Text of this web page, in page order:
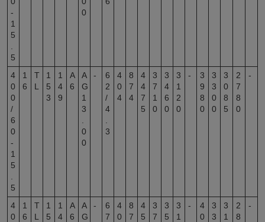
-
1
5
5
0
4
0
0
/
6
0
-
1
5
5
1
6
T
L
1
5
3
1
4
9
A
6
A
G
1
3
0
0
-
6
2
/
4
3
4
0
4
8
7
4
4
4
7
5
3
7
1
0
3
4
6
0
3
1
2
0
-
3
9
8
0
3
3
0
0
3
0
8
5
2
7
8
0
-
4
0
1
6
T
L
1
5
1
4
A
6
A
G
-
6
7
4
0
8
7
4
5
3
7
3
5
3
1
-
4
0
3
3
3
1
2
8
-